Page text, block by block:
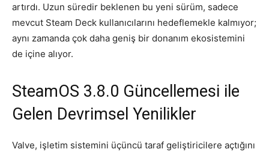
artırdı. Uzun süredir beklenen bu yeni sürüm, sadece
mevcut Steam Deck kullanıcılarını hedeflemekle kalmıyor;
aynı zamanda çok daha geniş bir donanım ekosistemini
de içine alıyor.
SteamOS 3.8.0 Güncellemesi ile
Gelen Devrimsel Yenilikler
Valve, işletim sistemini üçüncü taraf geliştiricilere açtığını